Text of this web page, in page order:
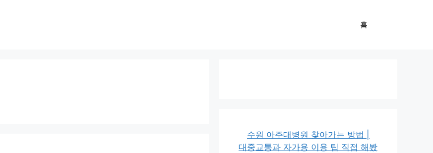
홈
수원 아주대병원 찾아가는 방법 |
대중교통과 자가용 이용 팁 직접 해봤